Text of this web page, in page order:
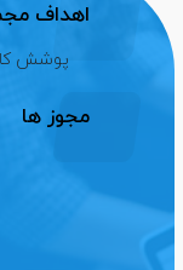
اهداف
پوشش
مجوز ها